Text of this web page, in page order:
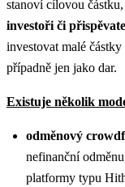
stanoví cílovou
investoři či
investovat malé
případně jen jako dar.
Existuje několik
odměnový
nefinanční
platformy typu